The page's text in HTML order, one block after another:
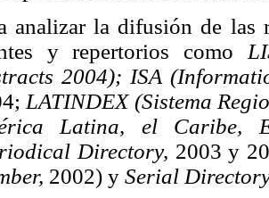
analizar la difusión de las
y repertorios como
2004); ISA
LATINDEX (Sistema
Latina, el Caribe,
Directory, 2003 y
2002) y Serial